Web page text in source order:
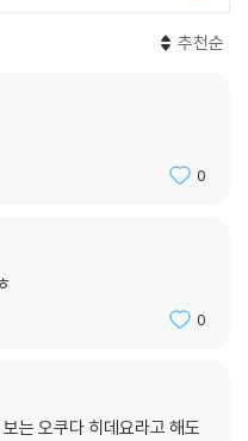
랑함이라니. 과연 오쿠다 히데
요!
추천순
0
0
는 오쿠다 히데요라고 해도